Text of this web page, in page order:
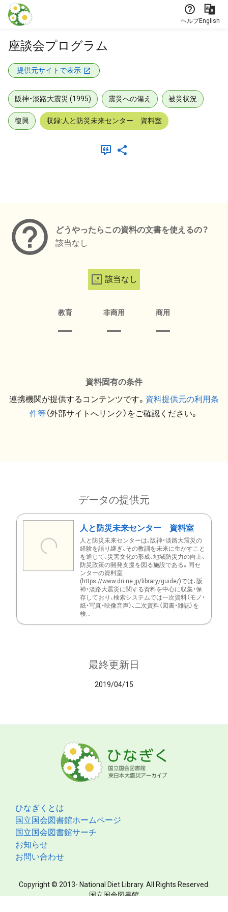
本文に飛ぶ
ヘルプEnglish
座談会プログラム
提供元サイトで表示
阪神・淡路大震災 (1995) 震災への備え 被災状況
復興 収録:人と防災未来センター 資料室
どうやったらこの資料の文書を使えるの？
該当なし
該当なし
教育 非商用 商用
資料固有の条件
連携機関が提供するコンテンツです。 資料提供元の利用条
件等（外部サイトへリンク）をご確認ください。
データの提供元
人と防災未来センター 資料室
人と防災未来センターは、阪神・淡路大震災の
経験を語り継ぎ、その教訓を未来に生かすこと
を通じて、災害文化の形成、地域防災力の向上、
防災政策の開発支援を図る施設である。同セ
ンターの資料室
(https://www.dri.ne.jp/library/guide/)では、阪
神・淡路大震災に関する資料を中心に収集・保
存しており、検索システムでは一次資料（モノ・
紙・写真・映像音声）、二次資料（図書・雑誌）を
検...
最終更新日
2019/04/15
ひなぎくとは
国立国会図書館ホームページ
国立国会図書館サーチ
お知らせ
お問い合わせ
Copyright © 2013- National Diet Library. All Rights Reserved.